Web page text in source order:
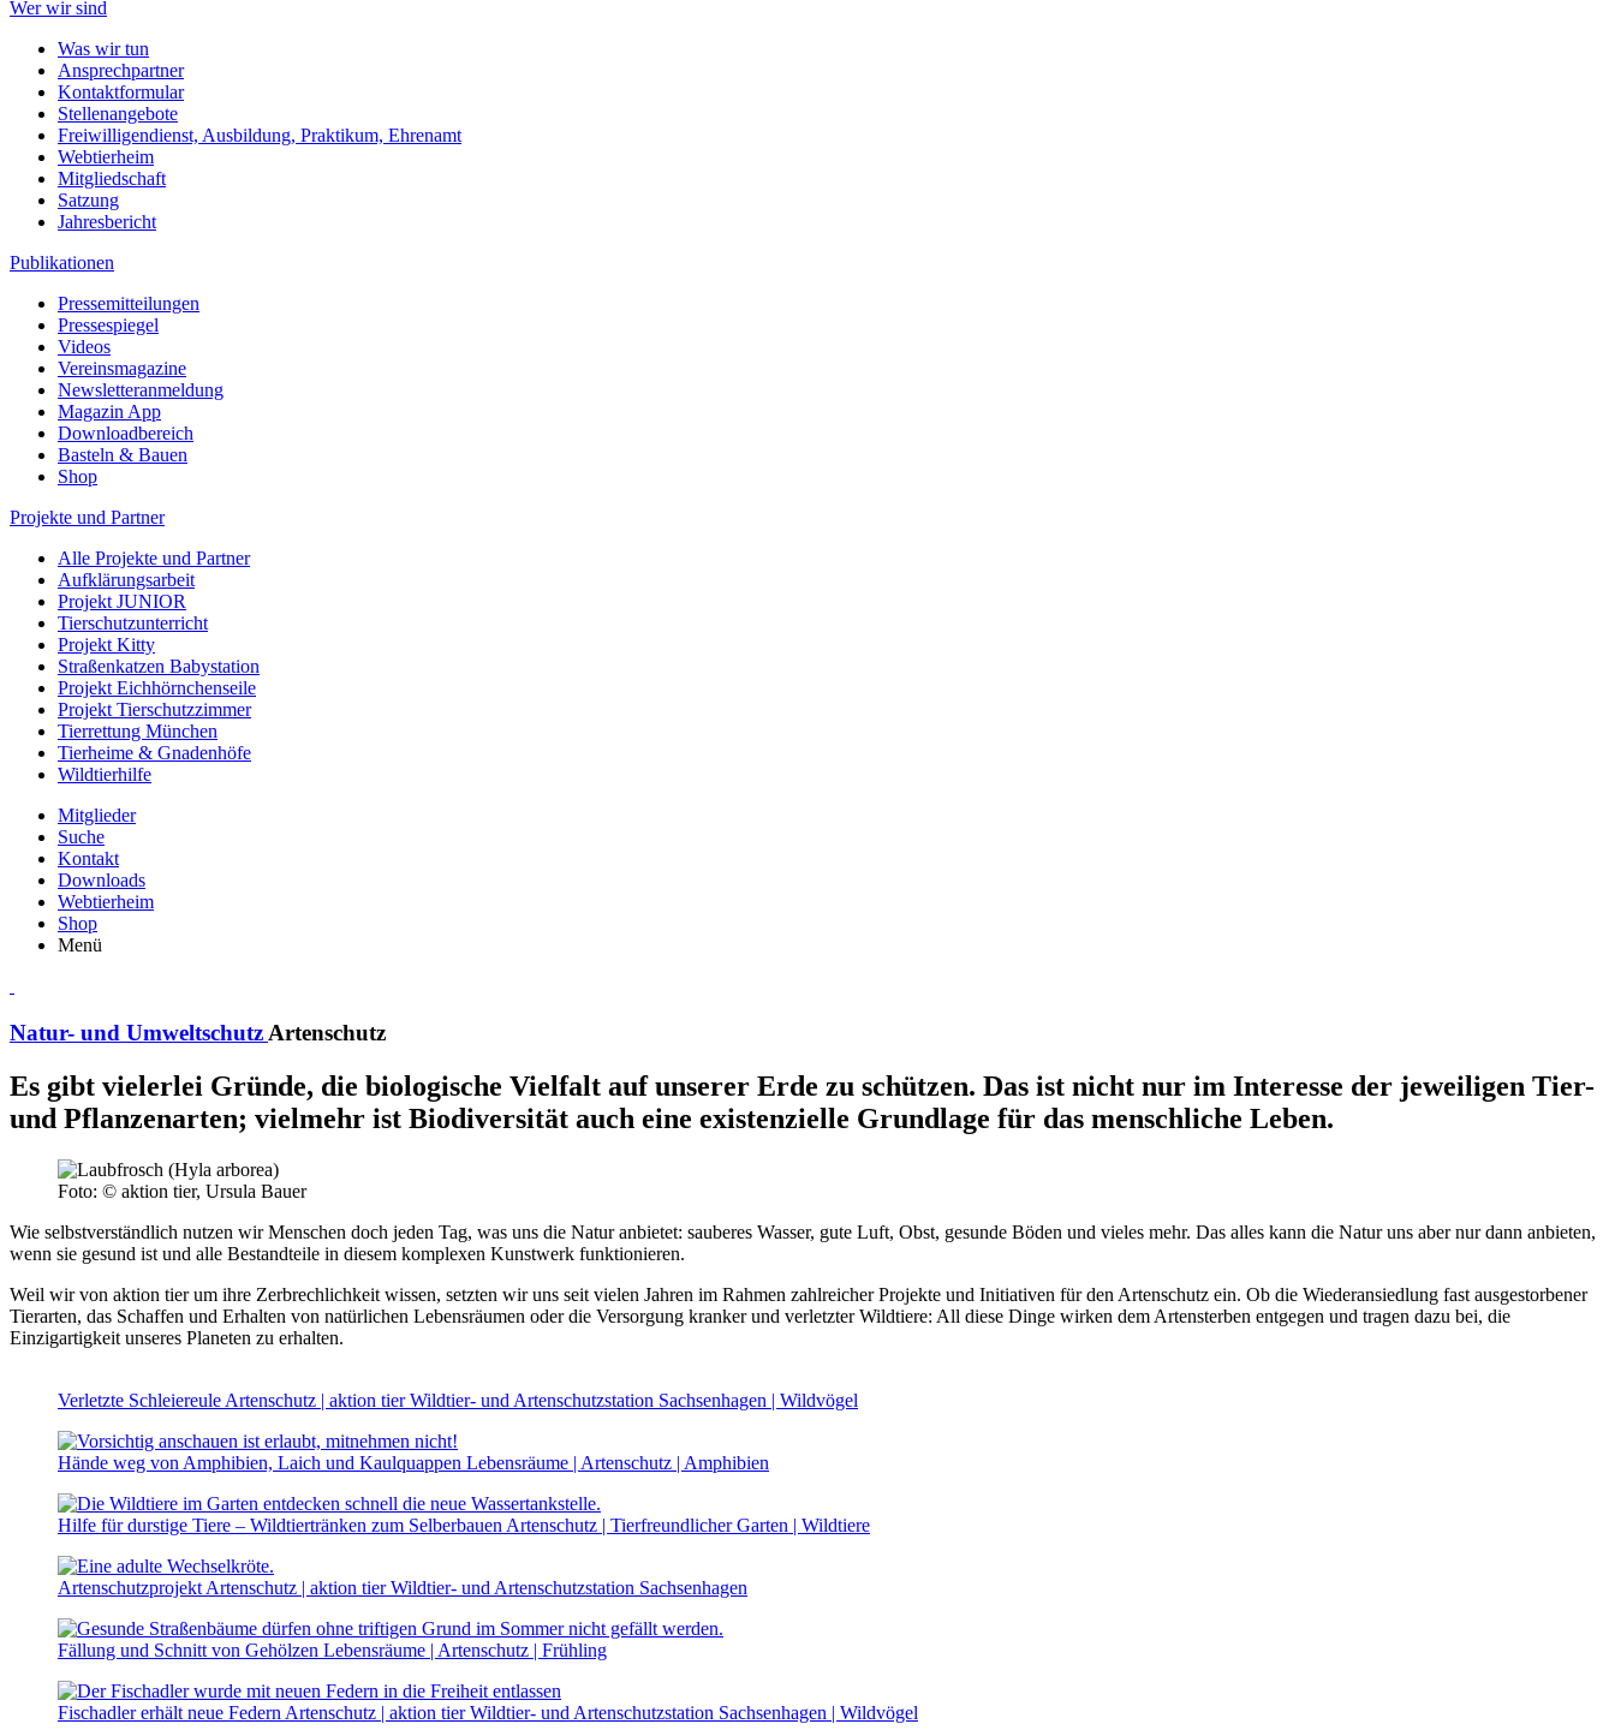
Wer wir sind
Was wir tun
Ansprechpartner
Kontaktformular
Stellenangebote
Freiwilligendienst, Ausbildung, Praktikum, Ehrenamt
Webtierheim
Mitgliedschaft
Satzung
Jahresbericht
Publikationen
Pressemitteilungen
Pressespiegel
Videos
Vereinsmagazine
Newsletteranmeldung
Magazin App
Downloadbereich
Basteln & Bauen
Shop
Projekte und Partner
Alle Projekte und Partner
Aufklärungsarbeit
Projekt JUNIOR
Tierschutzunterricht
Projekt Kitty
Straßenkatzen Babystation
Projekt Eichhörnchenseile
Projekt Tierschutzzimmer
Tierrettung München
Tierheime & Gnadenhöfe
Wildtierhilfe
Mitglieder
Suche
Kontakt
Downloads
Webtierheim
Shop
Menü
Natur- und Umweltschutz Artenschutz
Es gibt vielerlei Gründe, die biologische Vielfalt auf unserer Erde zu schützen. Das ist nicht nur im Interesse der jeweiligen Tier-
und Pflanzenarten; vielmehr ist Biodiversität auch eine existenzielle Grundlage für das menschliche Leben.
Foto: © aktion tier, Ursula Bauer
Wie selbstverständlich nutzen wir Menschen doch jeden Tag, was uns die Natur anbietet: sauberes Wasser, gute Luft, Obst, gesunde Böden und vieles mehr. Das alles kann die Natur uns aber nur dann anbieten,
wenn sie gesund ist und alle Bestandteile in diesem komplexen Kunstwerk funktionieren.
Weil wir von aktion tier um ihre Zerbrechlichkeit wissen, setzten wir uns seit vielen Jahren im Rahmen zahlreicher Projekte und Initiativen für den Artenschutz ein. Ob die Wiederansiedlung fast ausgestorbener
Tierarten, das Schaffen und Erhalten von natürlichen Lebensräumen oder die Versorgung kranker und verletzter Wildtiere: All diese Dinge wirken dem Artensterben entgegen und tragen dazu bei, die
Einzigartigkeit unseres Planeten zu erhalten.
Verletzte Schleiereule Artenschutz | aktion tier Wildtier- und Artenschutzstation Sachsenhagen | Wildvögel
Hände weg von Amphibien, Laich und Kaulquappen Lebensräume | Artenschutz | Amphibien
Hilfe für durstige Tiere – Wildtiertränken zum Selberbauen Artenschutz | Tierfreundlicher Garten | Wildtiere
Artenschutzprojekt Artenschutz | aktion tier Wildtier- und Artenschutzstation Sachsenhagen
Fällung und Schnitt von Gehölzen Lebensräume | Artenschutz | Frühling
Fischadler erhält neue Federn Artenschutz | aktion tier Wildtier- und Artenschutzstation Sachsenhagen | Wildvögel